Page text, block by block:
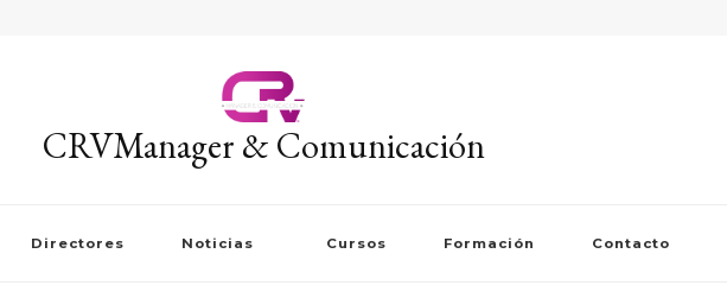
CRVManager & Comunicación
Directores Noticias Cursos Formación Contacto